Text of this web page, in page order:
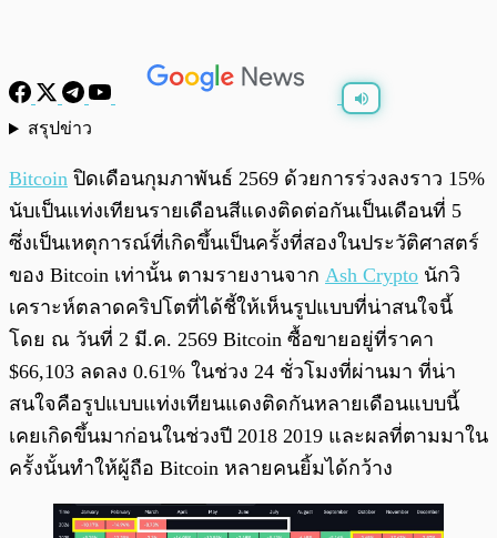
สรุปข่าว
Bitcoin ปิดเดือนกุมภาพันธ์ 2569 ด้วยการร่วงลงราว 15%
นับเป็นแท่งเทียนรายเดือนสีแดงติดต่อกันเป็นเดือนที่ 5
ซึ่งเป็นเหตุการณ์ที่เกิดขึ้นเป็นครั้งที่สองในประวัติศาสตร์
ของ Bitcoin เท่านั้น ตามรายงานจาก Ash Crypto นักวิ
เคราะห์ตลาดคริปโตที่ได้ชี้ให้เห็นรูปแบบที่น่าสนใจนี้
โดย ณ วันที่ 2 มี.ค. 2569 Bitcoin ซื้อขายอยู่ที่ราคา
$66,103 ลดลง 0.61% ในช่วง 24 ชั่วโมงที่ผ่านมา ที่น่า
สนใจคือรูปแบบแท่งเทียนแดงติดกันหลายเดือนแบบนี้
เคยเกิดขึ้นมาก่อนในช่วงปี 2018 2019 และผลที่ตามมาใน
ครั้งนั้นทำให้ผู้ถือ Bitcoin หลายคนยิ้มได้กว้าง